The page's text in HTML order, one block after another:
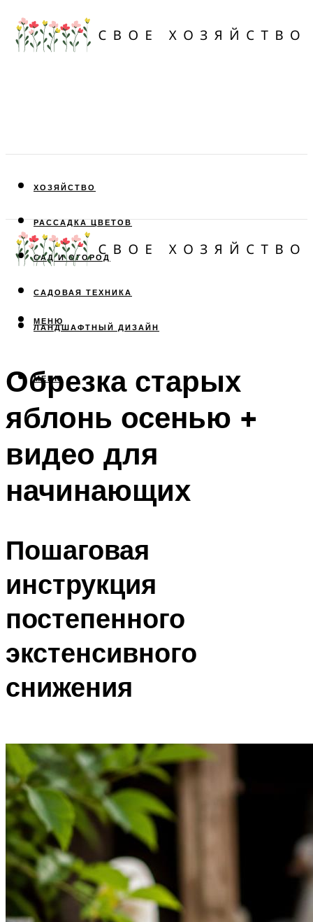
ХОЗЯЙСТВО
РАССАДКА ЦВЕТОВ
САД И ОГОРОД
САДОВАЯ ТЕХНИКА
ЛАНДШАФТНЫЙ ДИЗАЙН
МЕНЮ
МЕНЮ
Обрезка старых
яблонь осенью +
видео для
начинающих
Пошаговая
инструкция
постепенного
экстенсивного
снижения